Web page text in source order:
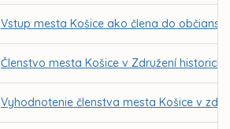
Vstup mesta Košice ako člena do
Členstvo mesta Košice v Združení
Vyhodnotenie členstva mesta Košice v